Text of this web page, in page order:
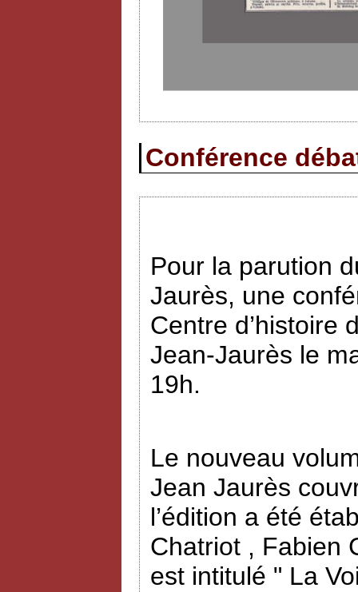
Conférence
Pour la parution
Jaurès, une
Centre d’histoire
Jean-Jaurès le
19h.
Le nouveau
Jean Jaurès
l’édition a été
Chatriot , Fabien
est intitulé " La